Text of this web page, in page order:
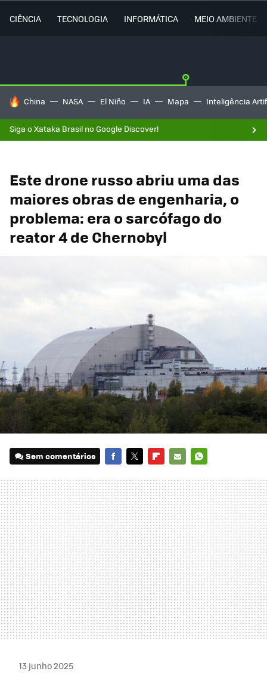
CIÊNCIA TECNOLOGIA INFORMÁTICA MEIO AMBIENTE
TENDÊNCIAS DO DIA
China NASA El Niño IA Mapa Inteligência
Siga o Xataka Brasil no Google Discover!
Este drone russo abriu uma das
maiores obras de engenharia, o
problema: era o sarcófago do
reator 4 de Chernobyl
Sem comentários
MAIL
13 junho 2025